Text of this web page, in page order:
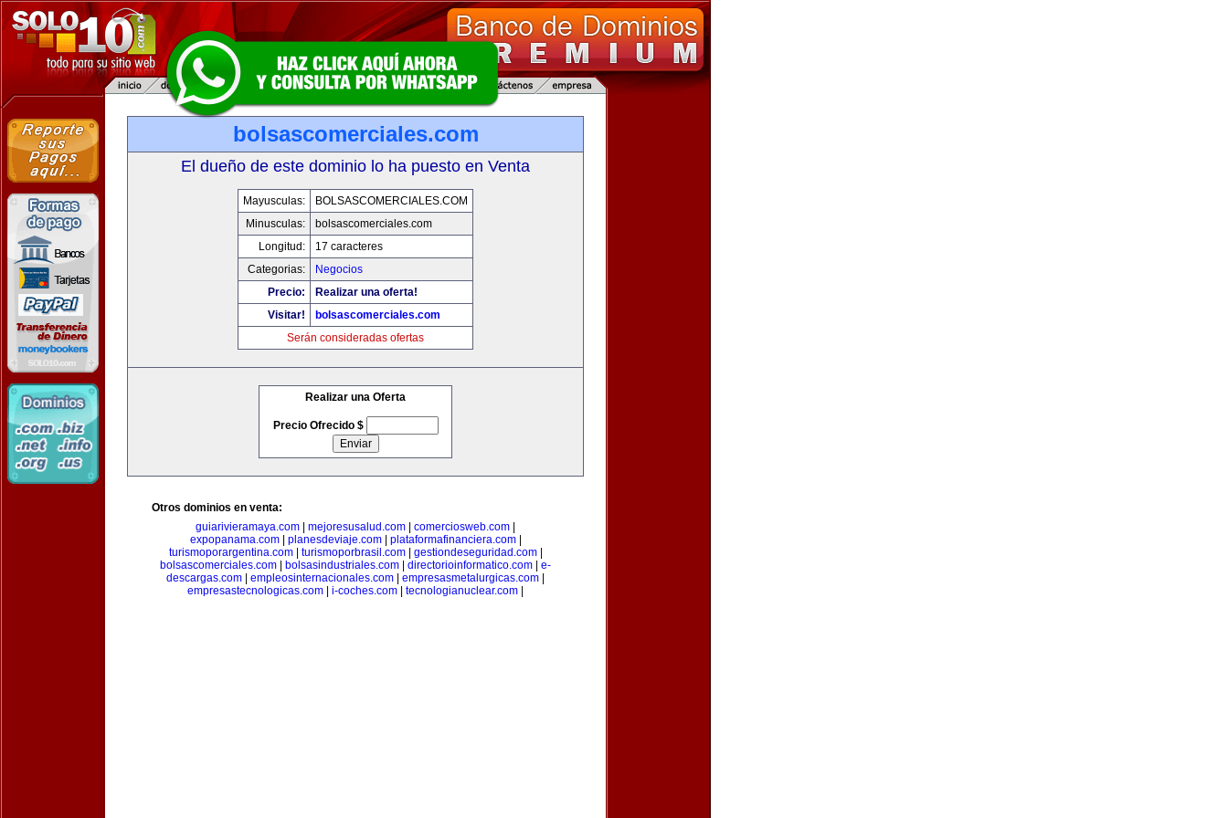
bolsascomerciales.com
El dueño de este dominio lo ha puesto en Venta
Mayusculas:
BOLSASCOMERCIALES.COM
Minusculas:
bolsascomerciales.com
Longitud:
17 caracteres
Categorias:
Negocios
Precio:
Realizar una oferta!
Visitar!
bolsascomerciales.com
Serán consideradas ofertas
Realizar una Oferta
Precio Ofrecido $
Otros dominios en venta:
guiarivieramaya.com
mejoresusalud.com comerciosweb.com
expopanama.com| planesdeviaje.com| plataformafinanciera.com|
turismoporargentina.com| turismoporbrasil.com| gestiondeseguridad.com|
bolsascomerciales.com
bolsasindustriales.com directorioinformatico.com
e-
descargas.com
empleosinternacionales.com empresasmetalurgicas.com
empresastecnologicas.com
i-coches.com tecnologianuclear.com